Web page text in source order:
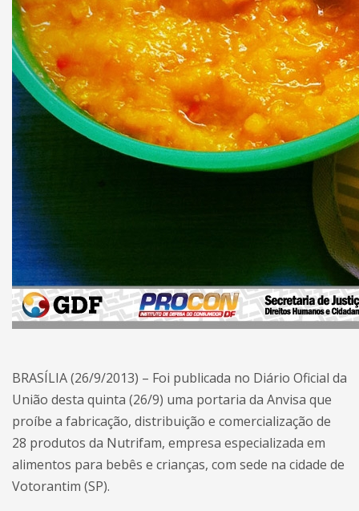
BRASÍLIA (26/9/2013) – Foi publicada no Diário Oficial da
União desta quinta (26/9) uma portaria da Anvisa que
proíbe a fabricação, distribuição e comercialização de
28 produtos da Nutrifam, empresa especializada em
alimentos para bebês e crianças, com sede na cidade de
Votorantim (SP).